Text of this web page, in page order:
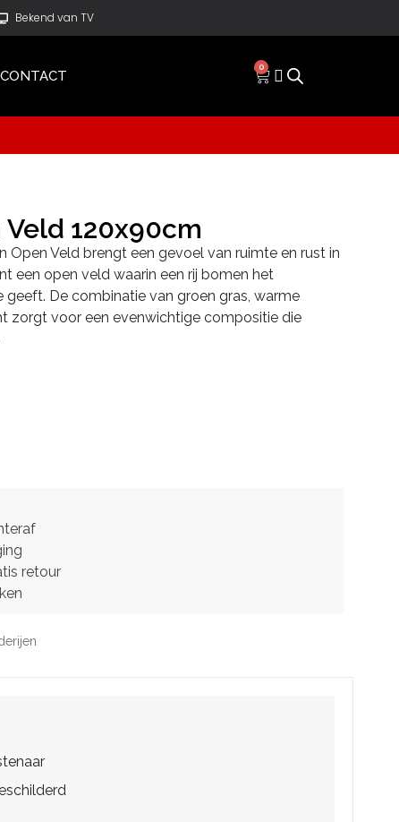
Bekend van TV
CONTACT
0
120x90cm
Open Veld brengt een gevoel van ruimte en rust in
een open veld waarin een rij bomen het
De combinatie van groen gras, warme
zorgt voor een evenwichtige compositie die
retour